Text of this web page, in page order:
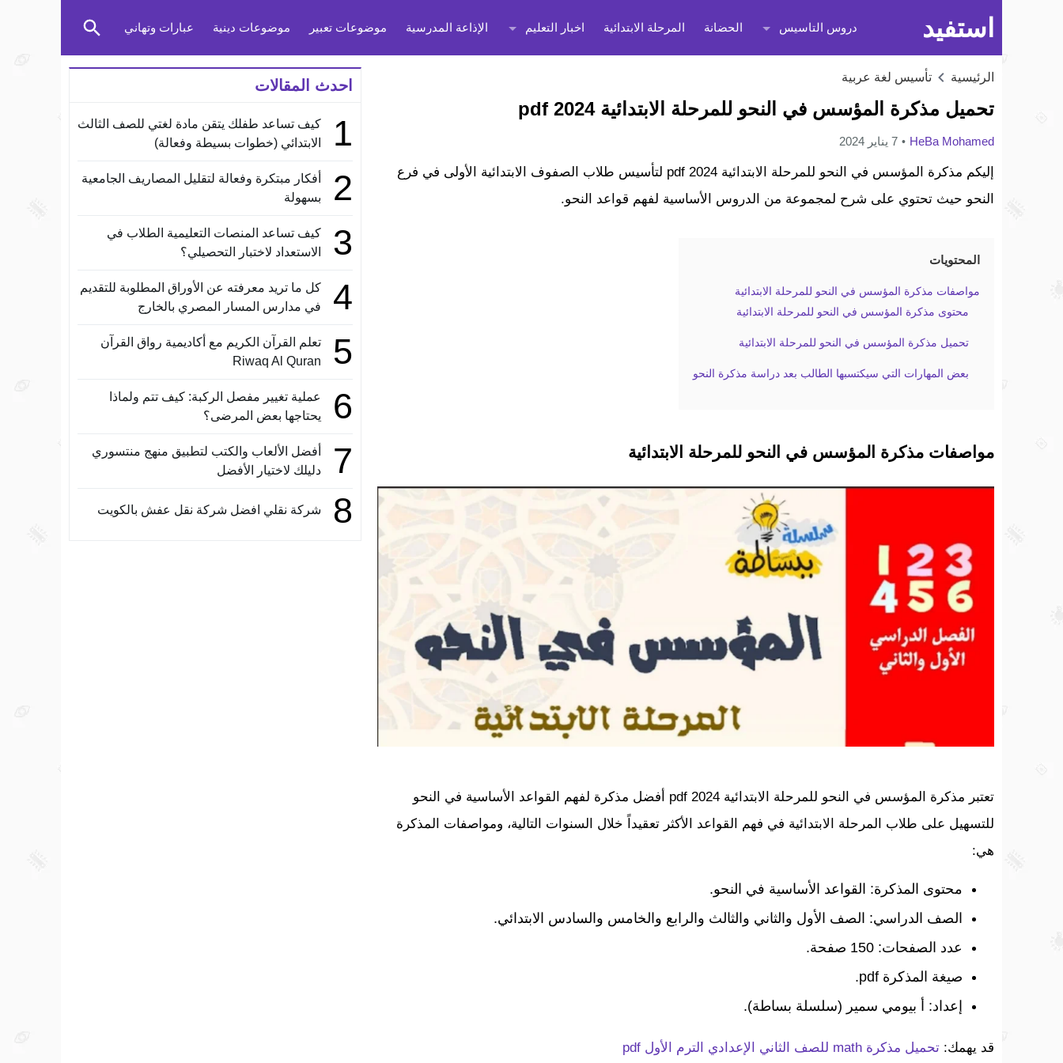
استفيد دروس التاسيس الحضانة المرحلة الابتدائية اخبار التعليم الإذاعة المدرسية موضوعات تعبير موضوعات دينية عبارات وتهاني
الرئيسية تأسيس لغة عربية
تحميل مذكرة المؤسس في النحو للمرحلة الابتدائية 2024 pdf
HeBa Mohamed 7 يناير 2024
إليكم مذكرة المؤسس في النحو للمرحلة الابتدائية 2024 pdf لتأسيس طلاب الصفوف الابتدائية الأولى في فرع
النحو حيث تحتوي على شرح لمجموعة من الدروس الأساسية لفهم قواعد النحو.
المحتويات
مواصفات مذكرة المؤسس في النحو للمرحلة الابتدائية
محتوى مذكرة المؤسس في النحو للمرحلة الابتدائية
تحميل مذكرة المؤسس في النحو للمرحلة الابتدائية
بعض المهارات التي سيكتسبها الطالب بعد دراسة مذكرة النحو
مواصفات مذكرة المؤسس في النحو للمرحلة الابتدائية
تعتبر مذكرة المؤسس في النحو للمرحلة الابتدائية 2024 pdf أفضل مذكرة لفهم القواعد الأساسية في النحو
للتسهيل على طلاب المرحلة الابتدائية في فهم القواعد الأكثر تعقيداً خلال السنوات التالية، ومواصفات المذكرة
هي:
محتوى المذكرة: القواعد الأساسية في النحو.
الصف الدراسي: الصف الأول والثاني والثالث والرابع والخامس والسادس الابتدائي.
عدد الصفحات: 150 صفحة.
صيغة المذكرة pdf.
إعداد: أ بيومي سمير (سلسلة بساطة).
قد يهمك: تحميل مذكرة math للصف الثاني الإعدادي الترم الأول pdf
احدث المقالات
1
كيف تساعد طفلك يتقن مادة لغتي للصف الثالث
الابتدائي (خطوات بسيطة وفعالة)
2
أفكار مبتكرة وفعالة لتقليل المصاريف الجامعية
بسهولة
3
كيف تساعد المنصات التعليمية الطلاب في
الاستعداد لاختبار التحصيلي؟
4
كل ما تريد معرفته عن الأوراق المطلوبة للتقديم
في مدارس المسار المصري بالخارج
5
تعلم القرآن الكريم مع أكاديمية رواق القرآن
Riwaq Al Quran
6
عملية تغيير مفصل الركبة: كيف تتم ولماذا
يحتاجها بعض المرضى؟
7
أفضل الألعاب والكتب لتطبيق منهج منتسوري
دليلك لاختيار الأفضل
8 شركة نقلي افضل شركة نقل عفش بالكويت